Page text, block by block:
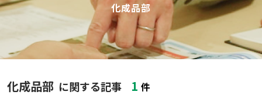
化成品部
化成品部 に関する記事 1 件